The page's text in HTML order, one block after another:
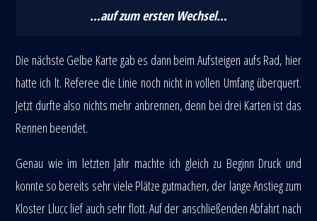
…auf zum ersten Wechsel…
Die nächste Gelbe Karte gab es dann beim Aufsteigen aufs Rad, hier
hatte ich lt. Referee die Linie noch nicht in vollen Umfang überquert.
Jetzt durfte also nichts mehr anbrennen, denn bei drei Karten ist das
Rennen beendet.
Genau wie im letzten Jahr machte ich gleich zu Beginn Druck und
konnte so bereits sehr viele Plätze gutmachen, der lange Anstieg zum
Kloster Llucc lief auch sehr flott. Auf der anschließenden Abfahrt nach